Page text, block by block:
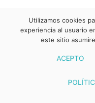
Utilizamos cookies
experiencia al usuario
este sitio
ACEPTO